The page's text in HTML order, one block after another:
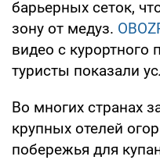
барьерных сеток,
зону от медуз.
видео с курортного
туристы показали
Во многих странах
крупных отелей
побережья для